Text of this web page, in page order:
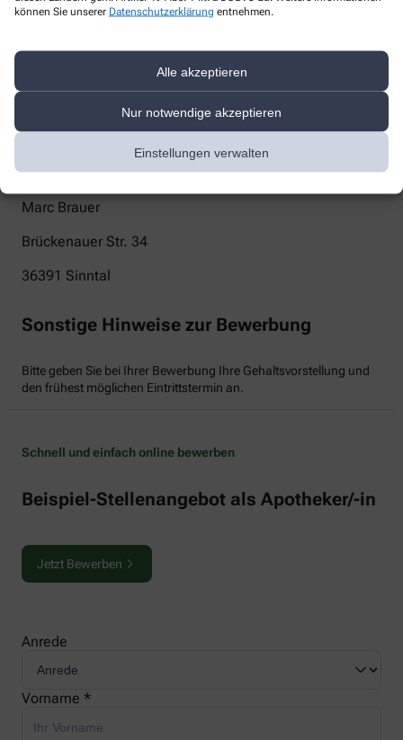
können Sie unserer Datenschutzerklärung entnehmen.
Alle akzeptieren
Nur notwendige akzeptieren
Einstellungen verwalten
+49-6664/9 61 00
Löwen-Apotheke
Marc Brauer
Brückenauer Str. 34
36391 Sinntal
Sonstige Hinweise zur Bewerbung
Bitte geben Sie bei Ihrer Bewerbung Ihre Gehaltsvorstellung und
den frühest möglichen Eintrittstermin an.
Schnell und einfach online bewerben
Beispiel-Stellenangebot als Apotheker/-in
Jetzt Bewerben
Anrede
Vorname *